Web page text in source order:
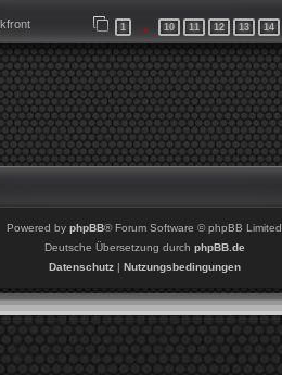
1 … 10 11 12 13 14
Powered by phpBB® Forum Software © phpBB Limited
Deutsche Übersetzung durch phpBB.de
Datenschutz| Nutzungsbedingungen